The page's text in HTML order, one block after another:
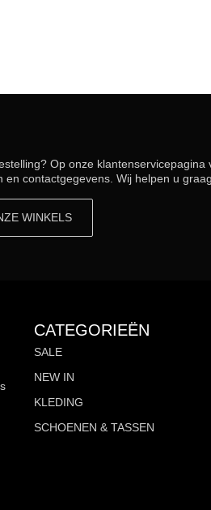
Op onze klantenservicepagina
contactgegevens. Wij helpen u
WINKELS
CATEGORIEËN
SALE
NEW IN
KLEDING
SCHOENEN & TASSEN